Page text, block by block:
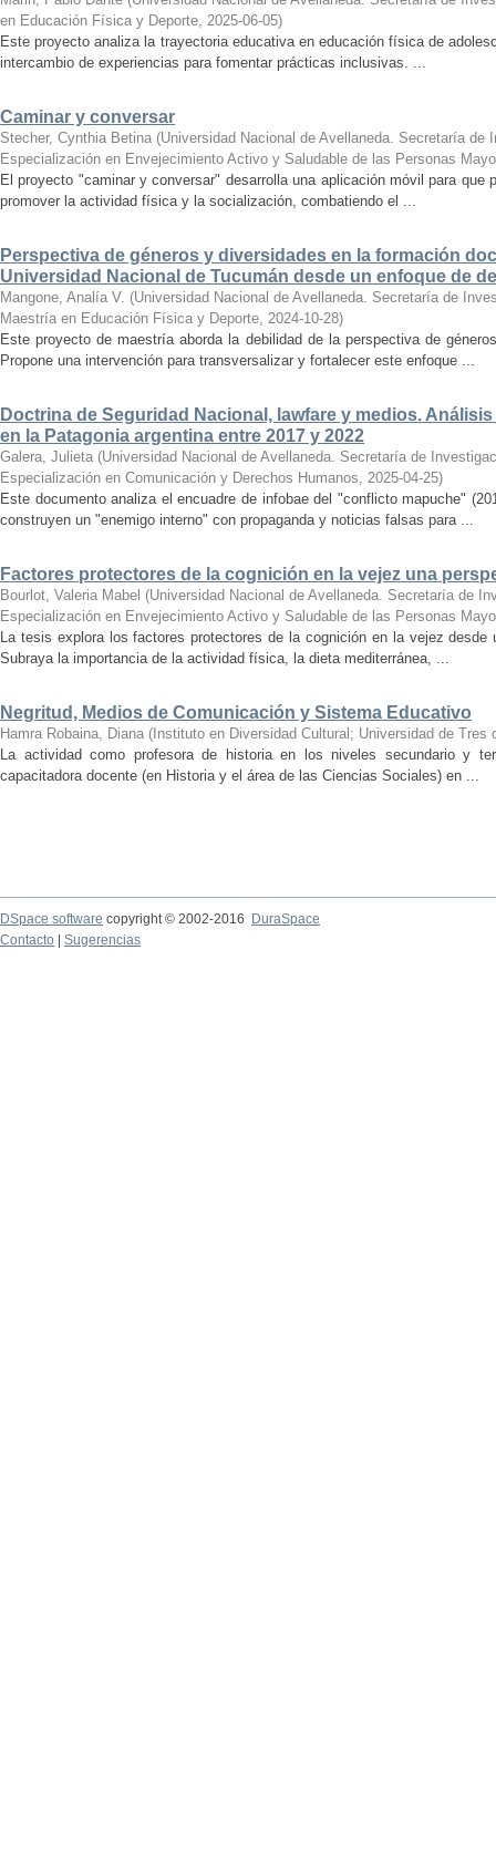
en Educación Física y Deporte, 2025-06-05)
Este proyecto analiza la trayectoria educativa en educación física de
intercambio de experiencias para fomentar prácticas inclusivas. ...
Caminar y conversar
Stecher, Cynthia Betina (Universidad Nacional de Avellaneda. Secretaría
Especialización en Envejecimiento Activo y Saludable de las Personas
El proyecto "caminar y conversar" desarrolla una aplicación móvil para
promover la actividad física y la socialización, combatiendo el ...
Perspectiva de géneros y diversidades en la formación
Universidad Nacional de Tucumán desde un enfoque de
Mangone, Analía V. (Universidad Nacional de Avellaneda. Secretaría de
Maestría en Educación Física y Deporte, 2024-10-28)
Este proyecto de maestría aborda la debilidad de la perspectiva de
Propone una intervención para transversalizar y fortalecer este enfoque ...
Doctrina de Seguridad Nacional, lawfare y medios.
en la Patagonia argentina entre 2017 y 2022
Galera, Julieta (Universidad Nacional de Avellaneda. Secretaría de
Especialización en Comunicación y Derechos Humanos, 2025-04-25)
Este documento analiza el encuadre de infobae del "conflicto mapuche"
construyen un "enemigo interno" con propaganda y noticias falsas para ...
Factores protectores de la cognición en la vejez una
Bourlot, Valeria Mabel (Universidad Nacional de Avellaneda. Secretaría de
Especialización en Envejecimiento Activo y Saludable de las Personas
La tesis explora los factores protectores de la cognición en la vejez
Subraya la importancia de la actividad física, la dieta mediterránea, ...
Negritud, Medios de Comunicación y Sistema Educativo
Hamra Robaina, Diana ( Instituto en Diversidad Cultural; Universidad de Tres
La actividad como profesora de historia en los niveles secundario y
capacitadora docente (en Historia y el área de las Ciencias Sociales) en ...
DSpace software copyright © 2002-2016
DuraSpace
Contacto
Sugerencias